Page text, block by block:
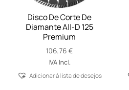
Disco De Corte De
Diamante All-D 125
Premium
106,76€
IVA Incl.
Adicionar á lista de desejos